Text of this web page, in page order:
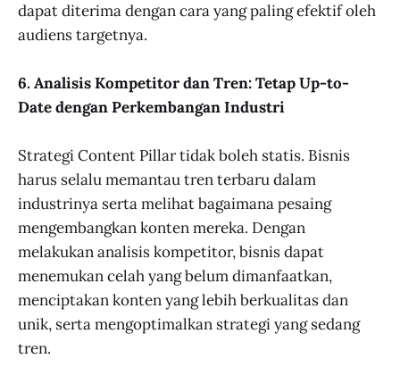
dapat diterima dengan cara yang paling efektif oleh
audiens targetnya.
6. Analisis Kompetitor dan Tren: Tetap Up-to-
Date dengan Perkembangan Industri
Strategi Content Pillar tidak boleh statis. Bisnis
harus selalu memantau tren terbaru dalam
industrinya serta melihat bagaimana pesaing
mengembangkan konten mereka. Dengan
melakukan analisis kompetitor, bisnis dapat
menemukan celah yang belum dimanfaatkan,
menciptakan konten yang lebih berkualitas dan
unik, serta mengoptimalkan strategi yang sedang
tren.